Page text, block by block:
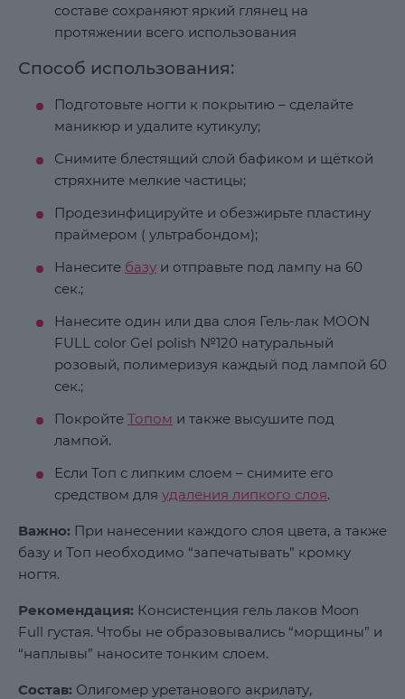
составе сохраняют яркий глянец на
протяжении всего использования
Способ использования:
Подготовьте ногти к покрытию – сделайте
маникюр и удалите кутикулу;
Снимите блестящий слой бафиком и щёткой
стряхните мелкие частицы;
Продезинфицируйте и обезжирьте пластину
праймером ( ультрабондом);
Нанесите базу и отправьте под лампу на 60
сек.;
Нанесите один или два слоя Гель-лак MOON
FULL color Gel polish №120 натуральный
розовый, полимеризуя каждый под лампой 60
сек.;
Покройте Топом и также высушите под
лампой.
Если Топ с липким слоем – снимите его
средством для удаления липкого слоя.
Важно: При нанесении каждого слоя цвета, а также
базу и Топ необходимо “запечатывать” кромку
ногтя.
Рекомендация: Консистенция гель лаков Moon
Full густая. Чтобы не образовывались “морщины” и
“наплывы” наносите тонким слоем.
Состав: Олигомер уретанового акрилату,